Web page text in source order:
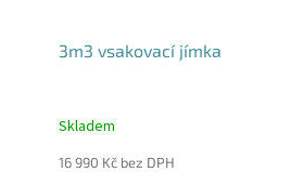
3m3 vsakovací jímka
Skladem
16 990 Kč bez DPH